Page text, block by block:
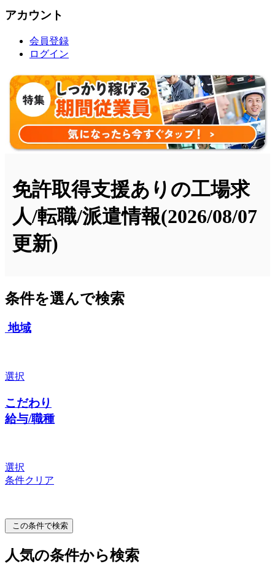
アカウント
会員登録
ログイン
免許取得支援ありの工場求
人/転職/派遣情報(2026/08/07
更新)
条件を選んで検索
地域
選択
こだわり
給与/職種
選択
条件クリア
この条件で検索
人気の条件から検索